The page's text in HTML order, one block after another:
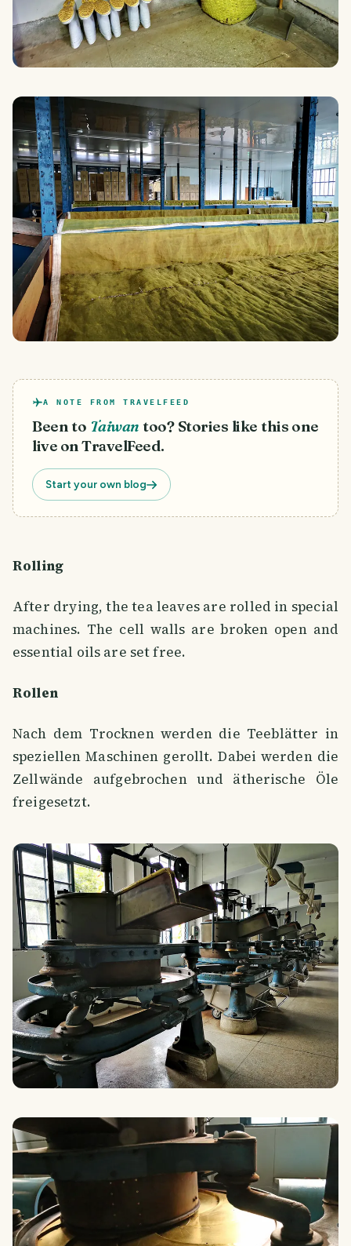
A NOTE FROM TRAVELFEED
Been to Taiwan too? Stories like this one
live on TravelFeed.
Start your own blog
Rolling
After drying, the tea leaves are rolled in special
machines. The cell walls are broken open and
essential oils are set free.
Rollen
Nach dem Trocknen werden die Teeblätter in
speziellen Maschinen gerollt. Dabei werden die
Zellwände aufgebrochen und ätherische Öle
freigesetzt.